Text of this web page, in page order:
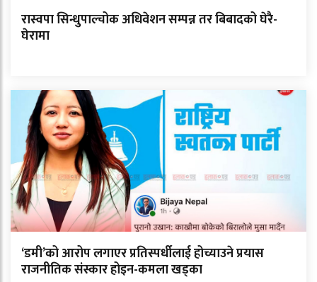
रास्वपा सिन्धुपाल्चोक अधिवेशन सम्पन्न तर बिबादको घेरै-
घेरामा
‘डमी’को आरोप लगाएर प्रतिस्पर्धीलाई होच्याउने प्रयास
राजनीतिक संस्कार होइन-कमला खड्का